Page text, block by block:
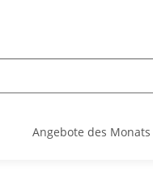
Angebote des Monats